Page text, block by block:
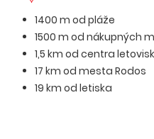
1400 m od pláže
1500 m od nákupných
1,5 km od centra
17 km od mesta Rodos
19 km od letiska